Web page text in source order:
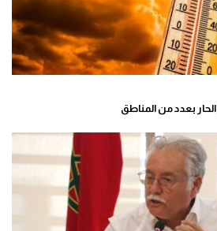
بعدد من المناطق